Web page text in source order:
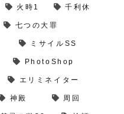
火時1 千利休
七つの大罪
ミサイルSS
PhotoShop
エリミネイター
神殿 周回